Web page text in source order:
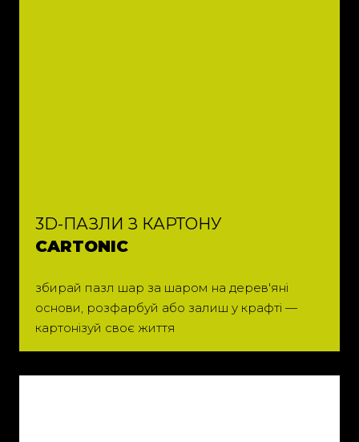
3D-ПАЗЛИ З КАРТОНУ
CARTONIC
збирай пазл шар за шаром на дерев'яні
основи, розфарбуй або залиш у крафті —
картонізуй своє життя